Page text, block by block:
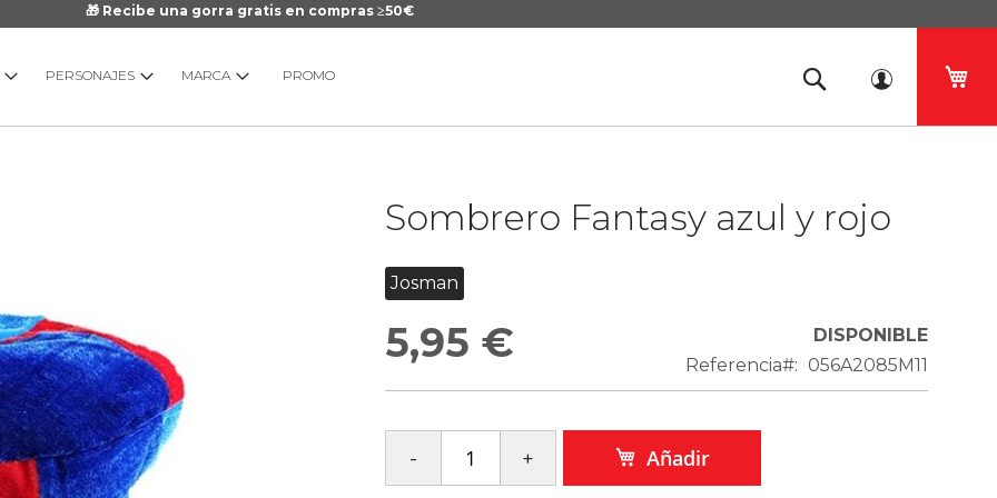
🎁 Recibe una gorra gratis en compras ≥50€
PERSONAJES MARCA PROMO
Sombrero Fantasy azul y rojo
Josman
5,95 €
DISPONIBLE
Referencia
056A2085M11
Añadir